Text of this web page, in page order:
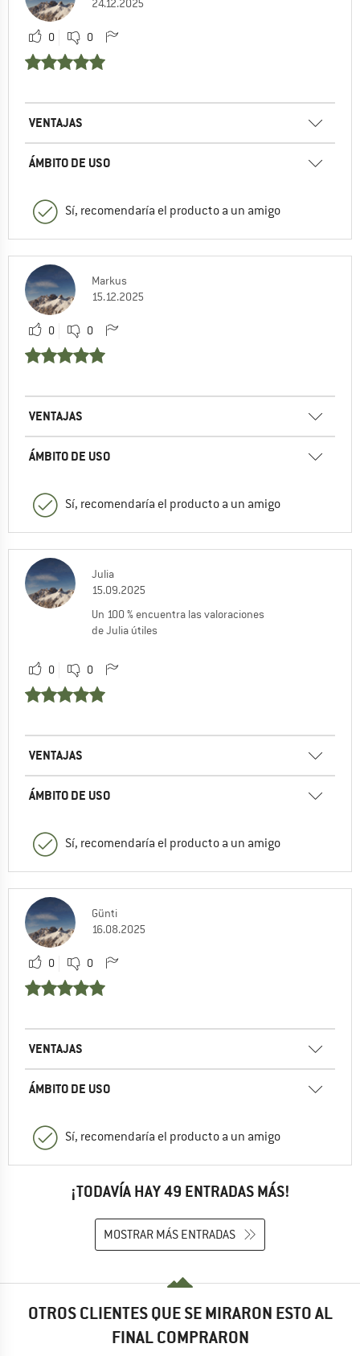
24.12.2025
0 0
VENTAJAS
ÁMBITO DE USO
Sí, recomendaría el producto a un amigo
Markus
15.12.2025
0 0
VENTAJAS
ÁMBITO DE USO
Sí, recomendaría el producto a un amigo
Julia
15.09.2025
Un 100 % encuentra las valoraciones
de Julia útiles
0 0
VENTAJAS
ÁMBITO DE USO
Sí, recomendaría el producto a un amigo
Günti
16.08.2025
0 0
VENTAJAS
ÁMBITO DE USO
Sí, recomendaría el producto a un amigo
¡TODAVÍA HAY 49 ENTRADAS MÁS!
MOSTRAR MÁS ENTRADAS
OTROS CLIENTES QUE SE MIRARON ESTO AL
FINAL COMPRARON